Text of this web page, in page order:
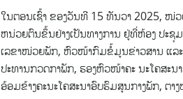
ໃນຕອນເຊົ້າ ຂອງວັນທີ 15 ທັນວາ 2025, ໜ່
ຫນ່ວຍຕົນຂຶ້ນຢ່າງເປັນທາງການ ຢູ່ທີ່ຫ້ອງ ປະຊຸ
ເລຂາໜ່ວຍພັກ, ຫົວໜ້າກົມຂໍ້ມູນຂ່າວສານ ແລະ
ປະທານກວດກາພັກ, ຮອງຫົວໜ້າຄະ ນະໂຄສະ
ອ້ອມຂ້າງຄະນະໂຄສະນາອົບຮົມສູນກາງພັກ, ຕ